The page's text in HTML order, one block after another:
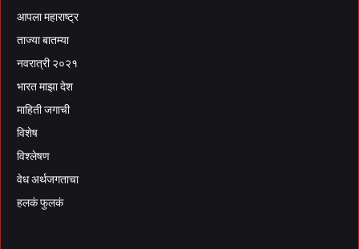
आपला महाराष्ट्र
ताज्या बातम्या
नवरात्री २०२१
भारत माझा देश
माहिती जगाची
विशेष
विश्लेषण
वेध अर्थजगताचा
हलकं फुलकं